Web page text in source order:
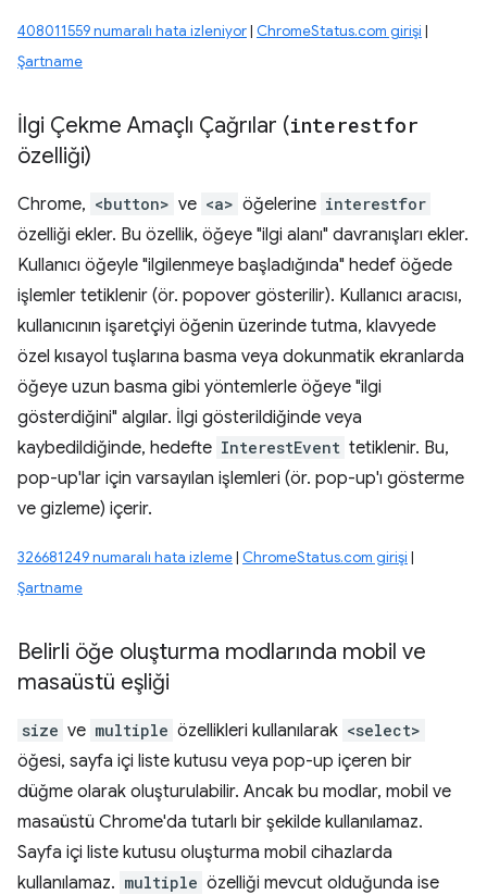
408011559 numaralı hata izleniyor| ChromeStatus.com girişi |
Şartname
İlgi Çekme Amaçlı Çağrılar (interestfor
özelliği)
Chrome, <button> ve <a> öğelerine interestfor
özelliği ekler. Bu özellik, öğeye "ilgi alanı" davranışları ekler.
Kullanıcı öğeyle "ilgilenmeye başladığında" hedef öğede
işlemler tetiklenir (ör. popover gösterilir). Kullanıcı aracısı,
kullanıcının işaretçiyi öğenin üzerinde tutma, klavyede
özel kısayol tuşlarına basma veya dokunmatik ekranlarda
öğeye uzun basma gibi yöntemlerle öğeye "ilgi
gösterdiğini" algılar. İlgi gösterildiğinde veya
kaybedildiğinde, hedefte InterestEvent tetiklenir. Bu,
pop-up'lar için varsayılan işlemleri (ör. pop-up'ı gösterme
ve gizleme) içerir.
326681249 numaralı hata izleme| ChromeStatus.com girişi |
Şartname
Belirli öğe oluşturma modlarında mobil ve
masaüstü eşliği
size ve multiple özellikleri kullanılarak <select>
öğesi, sayfa içi liste kutusu veya pop-up içeren bir
düğme olarak oluşturulabilir. Ancak bu modlar, mobil ve
masaüstü Chrome'da tutarlı bir şekilde kullanılamaz.
Sayfa içi liste kutusu oluşturma mobil cihazlarda
kullanılamaz. multiple özelliği mevcut olduğunda ise